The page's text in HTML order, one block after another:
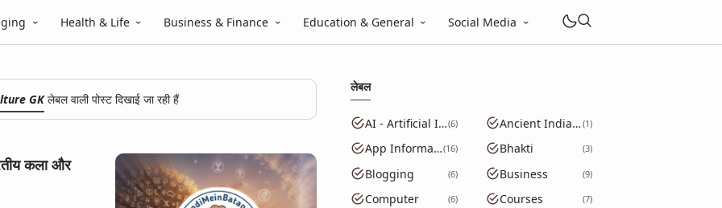
Health & Life Business & Finance Education & General Social Media
GKलेबल वाली पोस्ट दिखाई जा रही हैं
कला और
लेबल
AI - Artificial Intelligence 6 Ancient India GK 1
App Information 16 Bhakti 3
Blogging 6 Business 9
Computer 6 Courses 7